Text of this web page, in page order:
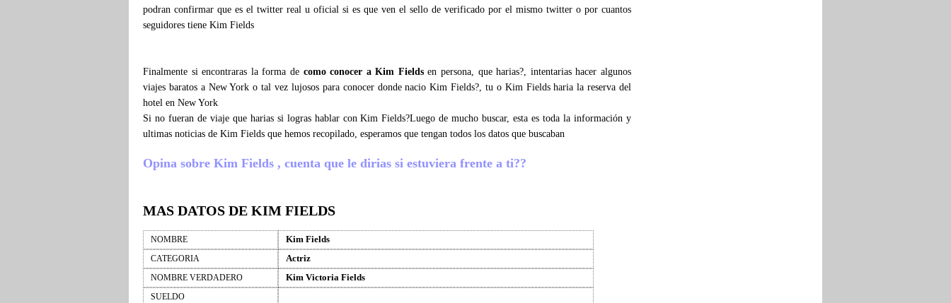
podran confirmar que es el twitter real u oficial si es que ven el sello de verificado por el mismo twitter o por cuantos
seguidores tiene Kim Fields
Finalmente si encontraras la forma de como conocer a Kim Fieldsen persona, que harias?, intentarias hacer algunos
viajes baratos a New York o tal vez lujosos para conocer donde nacio Kim Fields?, tu o Kim Fields haria la reserva del
hotel en New York
Si no fueran de viaje que harias si logras hablar con Kim Fields?Luego de mucho buscar, esta es toda la información y
ultimas noticias de Kim Fields que hemos recopilado, esperamos que tengan todos los datos que buscaban
Opina sobre Kim Fields , cuenta que le dirias si estuviera frente a ti??
MAS DATOS DE KIM FIELDS
NOMBRE Kim Fields
CATEGORIA Actriz
NOMBRE VERDADERO Kim Victoria Fields
SUELDO